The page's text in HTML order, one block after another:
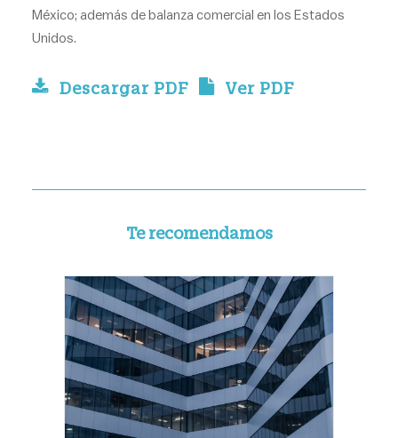
México; además de balanza comercial en los Estados
Unidos.
Descargar PDF Ver PDF
Te recomendamos